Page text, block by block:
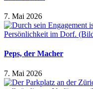
7. Mai 2026
Peps, der Macher
7. Mai 2026